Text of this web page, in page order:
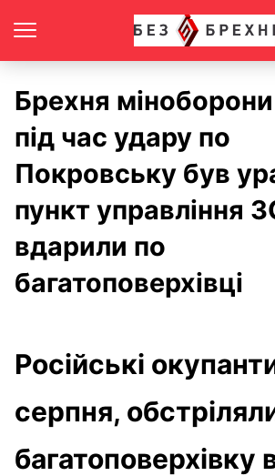
Брехня
під час удару по
Покровську був
пункт управління
вдарили по
багатоповерхівці
Російські
серпня,
багатоповерхівку